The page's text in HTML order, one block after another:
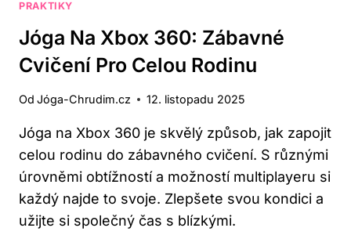
PRAKTIKY
Jóga Na Xbox 360: Zábavné
Cvičení Pro Celou Rodinu
Od Jóga-Chrudim.cz 12. listopadu 2025
Jóga na Xbox 360 je skvělý způsob, jak zapojit
celou rodinu do zábavného cvičení. S různými
úrovněmi obtížností a možností multiplayeru si
každý najde to svoje. Zlepšete svou kondici a
užijte si společný čas s blízkými.